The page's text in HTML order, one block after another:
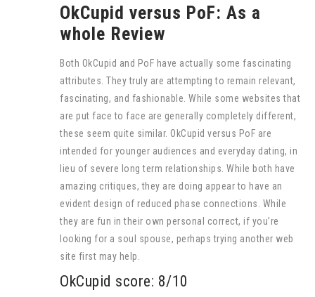
OkCupid versus PoF: As a
whole Review
Both OkCupid and PoF have actually some fascinating
attributes. They truly are attempting to remain relevant,
fascinating, and fashionable. While some websites that
are put face to face are generally completely different,
these seem quite similar. OkCupid versus PoF are
intended for younger audiences and everyday dating, in
lieu of severe long term relationships. While both have
amazing critiques, they are doing appear to have an
evident design of reduced phase connections. While
they are fun in their own personal correct, if you’re
looking for a soul spouse, perhaps trying another web
site first may help.
OkCupid score: 8/10